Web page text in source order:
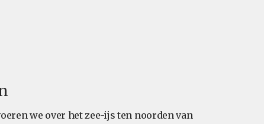
we over het zee-ijs ten noorden van